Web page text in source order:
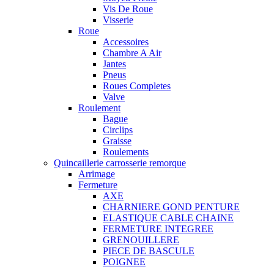
Vis De Roue
Visserie
Roue
Accessoires
Chambre A Air
Jantes
Pneus
Roues Completes
Valve
Roulement
Bague
Circlips
Graisse
Roulements
Quincaillerie carrosserie remorque
Arrimage
Fermeture
AXE
CHARNIERE GOND PENTURE
ELASTIQUE CABLE CHAINE
FERMETURE INTEGREE
GRENOUILLERE
PIECE DE BASCULE
POIGNEE